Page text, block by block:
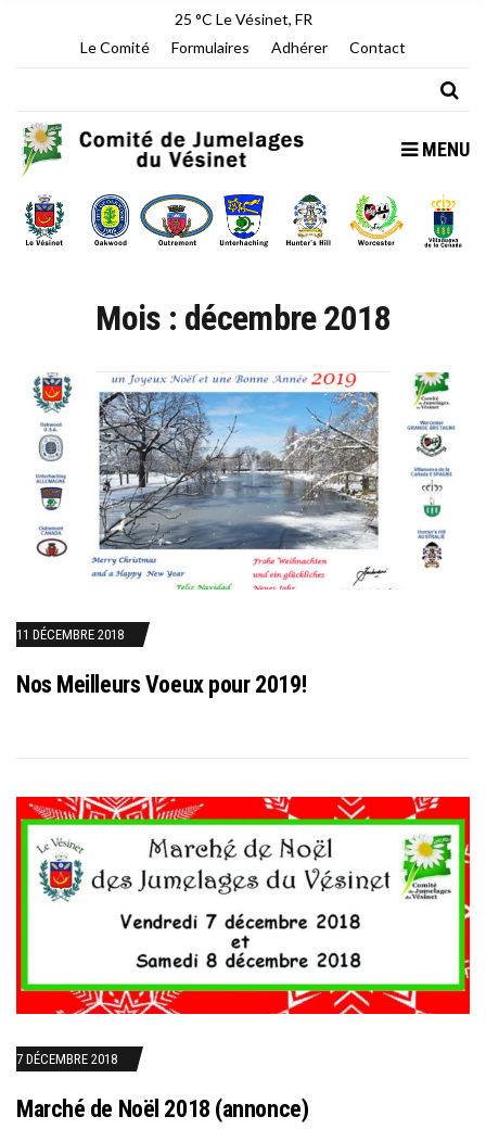
25 °C Le Vésinet, FR
Le Comité
Formulaires Adhérer Contact
MENU
Mois : décembre 2018
11 DÉCEMBRE 2018
Nos Meilleurs Voeux pour 2019!
7 DÉCEMBRE 2018
Marché de Noël 2018 (annonce)